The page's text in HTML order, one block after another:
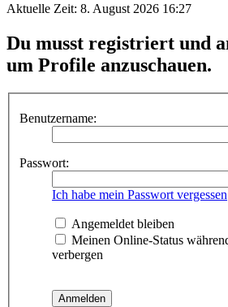
Aktuelle Zeit: 8. August 2026 16:27
Du musst registriert und
um Profile anzuschauen.
Benutzername:
Passwort:
Ich habe mein Passwort vergessen
Angemeldet bleiben
Meinen Online-Status
verbergen